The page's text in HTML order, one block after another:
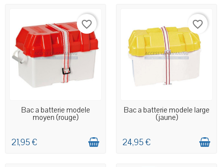
EN STOCK MAGASIN
favorite_border
Bac a batterie modele
moyen (rouge)
21,95 €
EN STOCK MAGASIN
favorite_border
Bac a batterie modele large
(jaune)
24,95 €